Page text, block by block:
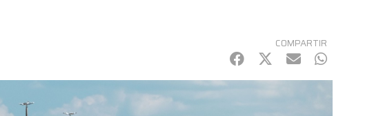
COMPARTIR
Facebook
Twitter
mail WhatsApp